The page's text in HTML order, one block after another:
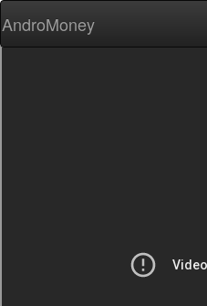
AndroMoney